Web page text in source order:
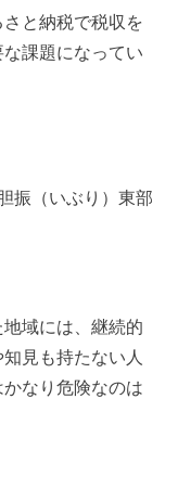
と納税で税収を
課題になってい
振（いぶり）東部
域には、継続的
見も持たない人
なり危険なのは